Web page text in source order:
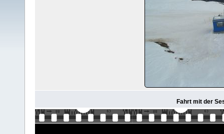
Fahrt mit der